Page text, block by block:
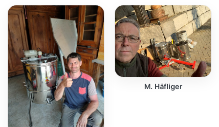
M. Häfliger